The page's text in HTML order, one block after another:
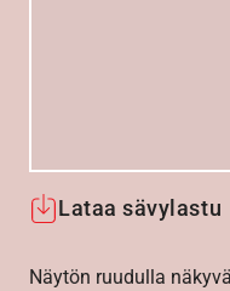
Lataa sävylastu
Näytön ruudulla